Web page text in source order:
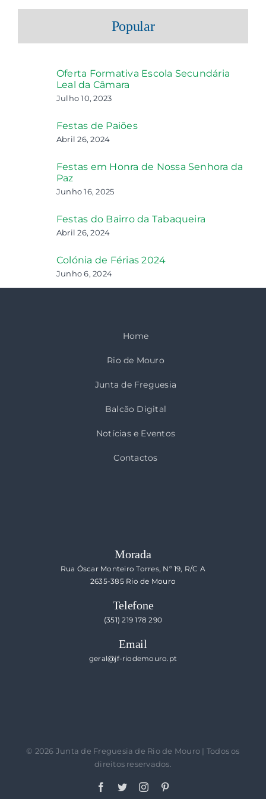
Popular
Oferta Formativa Escola Secundária
Leal da Câmara
Julho 10, 2023
Festas de Paiões
Abril 26, 2024
Festas em Honra de Nossa Senhora da
Paz
Junho 16, 2025
Festas do Bairro da Tabaqueira
Abril 26, 2024
Colónia de Férias 2024
Junho 6, 2024
Home
Rio de Mouro
Junta de Freguesia
Balcão Digital
Notícias e Eventos
Contactos
Morada
Rua Óscar Monteiro Torres, Nº 19, R/C A
2635-385 Rio de Mouro
Telefone
(351) 219 178 290
Email
geral@jf-riodemouro.pt
© 2026 Junta de Freguesia de Rio de Mouro | Todos os
direitos reservados.
Facebook
TwitterInstagram